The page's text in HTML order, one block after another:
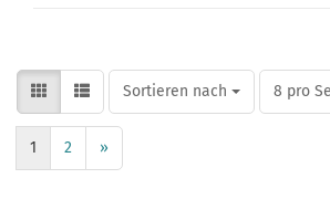
Sortieren nach
Sortieren nach 8 pro
pro
1 2 »